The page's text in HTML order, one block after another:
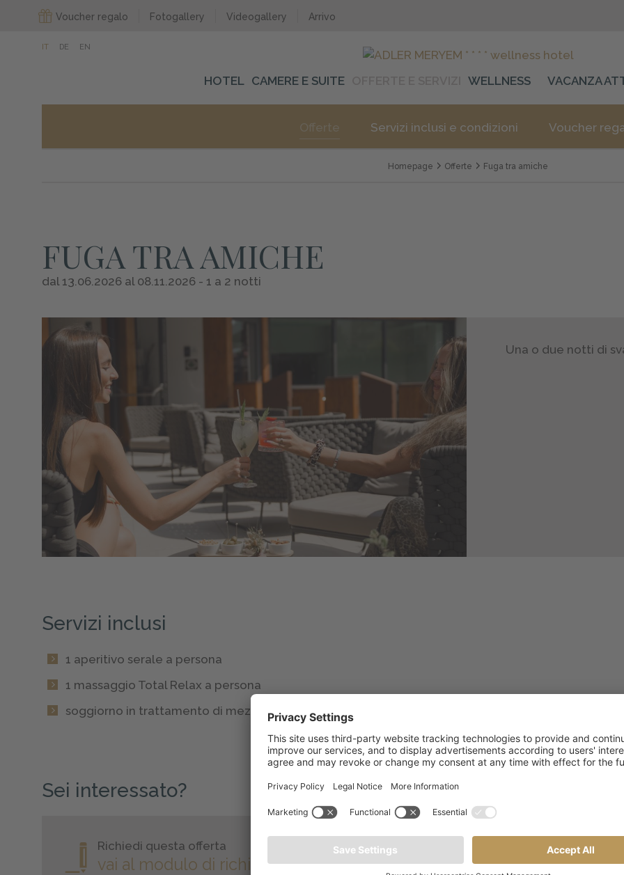
IT DE EN
Voucher regalo Fotogallery Videogallery Arrivo
HOTEL CAMERE E SUITE WELLNESS VACANZA
Offerte Servizi inclusi e condizioni Voucher
Homepage Offerte Fuga tra amiche
FUGA TRA AMICHE
dal 13.06.2026 al 08.11.2026 - 1 a 2 notti
Una o due notti di
Servizi inclusi
1 aperitivo serale a persona
1 massaggio Total Relax a persona
soggiorno in trattamento di mezza pensione
Sei interessato?
Richiedi questa offerta
vai al modulo di richiesta
Chiamaci
+ 39 0461.585828